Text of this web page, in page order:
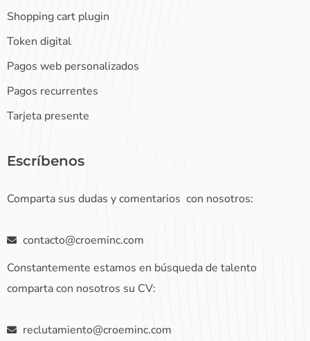
Shopping cart plugin
Token digital
Pagos web personalizados
Pagos recurrentes
Tarjeta presente
Escríbenos
Comparta sus dudas y comentarios con nosotros:
contacto@croeminc.com
Constantemente estamos en búsqueda de talento
comparta con nosotros su CV:
reclutamiento@croeminc.com